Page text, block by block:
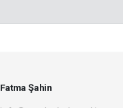
Fatma Şahin